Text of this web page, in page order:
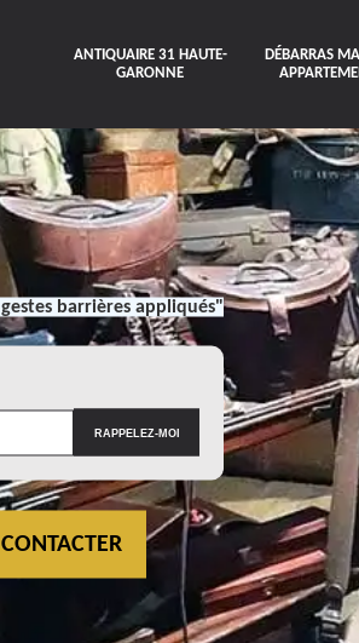
ANTIQUAIRE 31 HAUTE-
GARONNE
DÉBARRAS
barrières appliqués"